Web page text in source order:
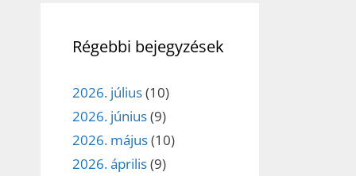
Régebbi bejegyzések
2026. július(10)
2026. június(9)
2026. május(10)
2026. április(9)